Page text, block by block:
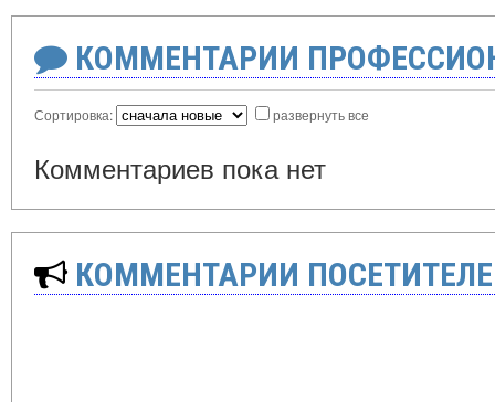
КОММЕНТАРИИ
Сортировка: развернуть все
Комментариев пока нет
КОММЕНТАРИИ